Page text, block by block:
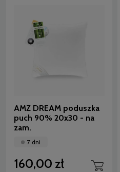
AMZ DREAM poduszka
puch 90% 20x30 - na
zam.
7 dni
160,00 zł